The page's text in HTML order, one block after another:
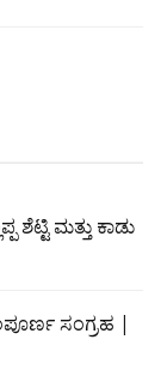
ಮತ್ತು ಕಾಡು
ಸಂಗ್ರಹ |